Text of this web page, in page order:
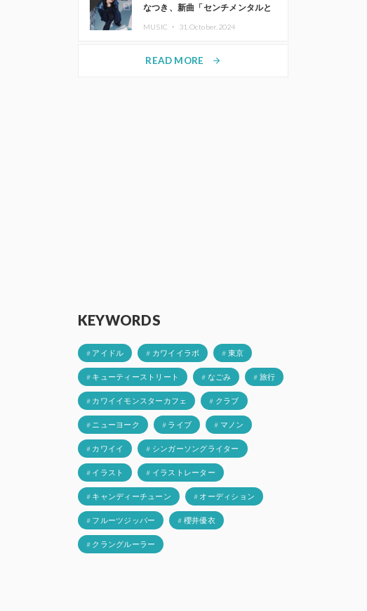
なつき、新曲「センチメンタルと
MUSIC ・ 31.October.2024
READ MORE arrow_forward
KEYWORDS
# アイドル # カワイイラボ # 東京
# キューティーストリート # なごみ # 旅行
# カワイイモンスターカフェ # クラブ
# ニューヨーク # ライブ # マノン
# カワイイ # シンガーソングライター
# イラスト # イラストレーター
# キャンディーチューン # オーディション
# フルーツジッパー # 櫻井優衣
# クラングルーラー